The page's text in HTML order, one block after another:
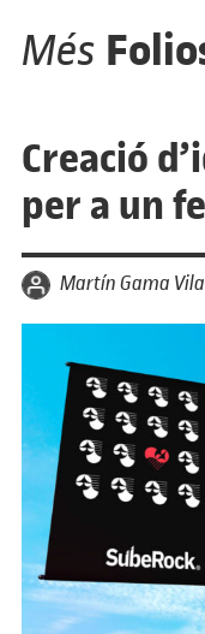
Més
Creació
per a un
per Martín Gama